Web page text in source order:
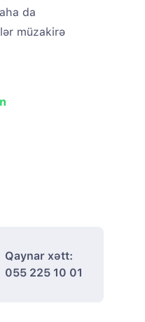
da
müzakirə
Qaynar xətt:
055 225 10 01